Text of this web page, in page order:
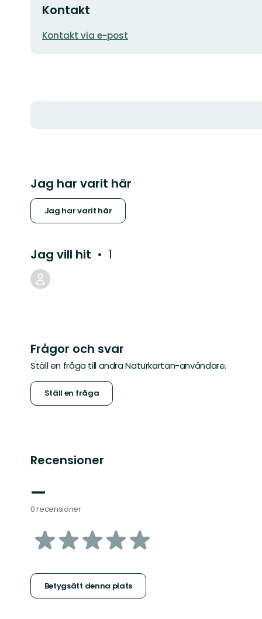
Kontakt
E-
Kontakt via e-post
Jag har varit här
Jag har varit här
Jag vill hit 1
Frågor och svar
Ställ en fråga till andra Naturkartan-användare.
Ställ en fråga
Recensioner
—
0 recensioner
av
stjärnor
Betygsätt denna plats